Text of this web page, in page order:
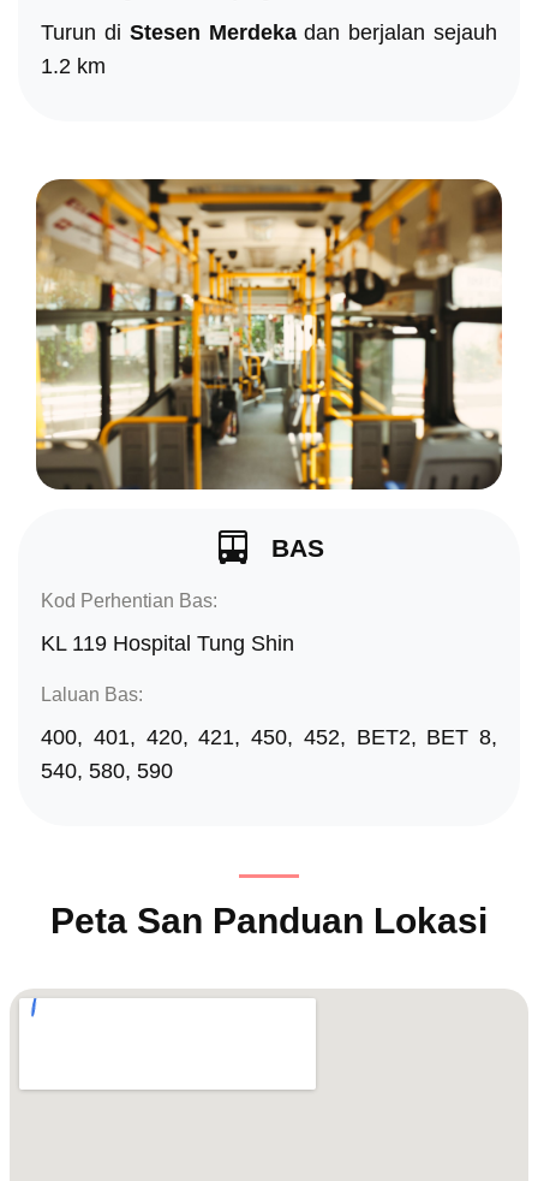
Turun di Stesen Merdekadan berjalan sejauh
1.2 km
BAS
Kod Perhentian Bas:
KL 119 Hospital Tung Shin
Laluan Bas:
400, 401, 420, 421, 450, 452, BET2, BET 8,
540, 580, 590
Peta San Panduan Lokasi